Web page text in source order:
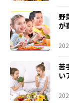
野
が
苦
い